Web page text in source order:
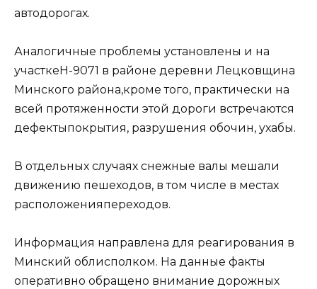
автодорогах.
Аналогичные проблемы установлены и на
участкеН-9071 в районе деревни Лецковщина
Минского района,кроме того, практически на
всей протяженности этой дороги встречаются
дефектыпокрытия, разрушения обочин, ухабы.
В отдельных случаях снежные валы мешали
движению пешеходов, в том числе в местах
расположенияпереходов.
Информация направлена для реагирования в
Минский облисполком. На данные факты
оперативно обращено внимание дорожных